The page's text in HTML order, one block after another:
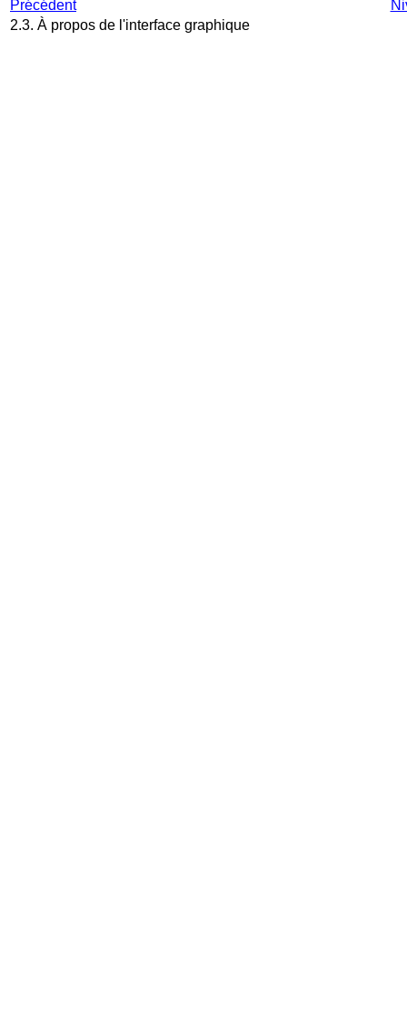
Précédent
2.3. À propos de l'interface graphique